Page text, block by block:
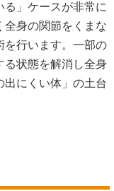
る」ケースが非常に
全身の関節をくまな
を行います。一部の
る状態を解消し全身
出にくい体」の土台